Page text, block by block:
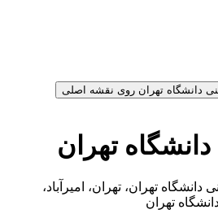
تهران
تهران، تهران، امیرآباد،
تهران